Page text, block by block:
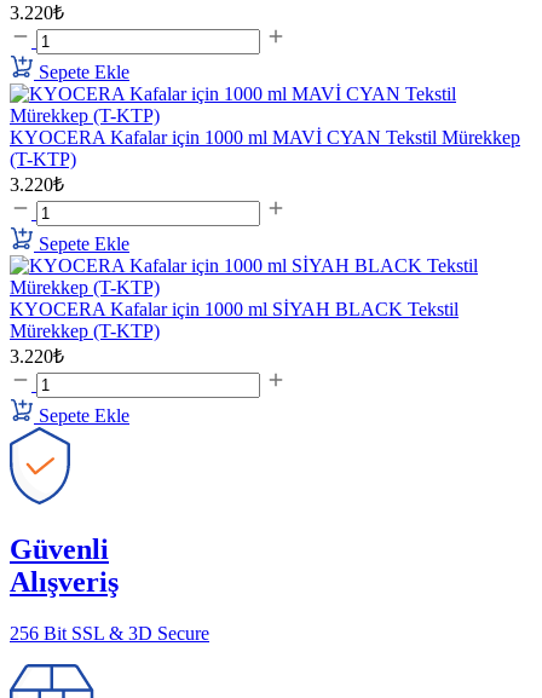
3.220₺
Sepete Ekle
KYOCERA Kafalar için 1000 ml MAVİ CYAN Tekstil Mürekkep
(T-KTP)
3.220₺
Sepete Ekle
KYOCERA Kafalar için 1000 ml SİYAH BLACK Tekstil
Mürekkep (T-KTP)
3.220₺
Sepete Ekle
Güvenli
Alışveriş
256 Bit SSL & 3D Secure